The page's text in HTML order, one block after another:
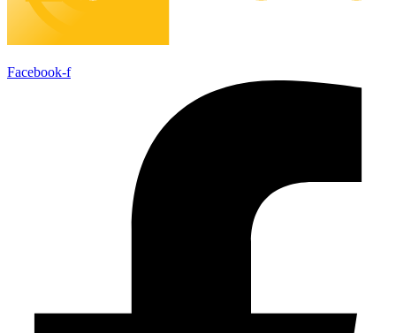
Facebook-f